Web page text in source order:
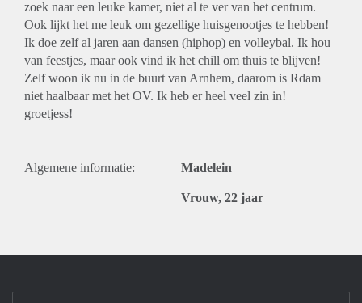
zoek naar een leuke kamer, niet al te ver van het centrum.
Ook lijkt het me leuk om gezellige huisgenootjes te hebben!
Ik doe zelf al jaren aan dansen (hiphop) en volleybal. Ik hou
van feestjes, maar ook vind ik het chill om thuis te blijven!
Zelf woon ik nu in de buurt van Arnhem, daarom is Rdam
niet haalbaar met het OV. Ik heb er heel veel zin in!
groetjess!
Algemene informatie: Madelein
Vrouw, 22 jaar